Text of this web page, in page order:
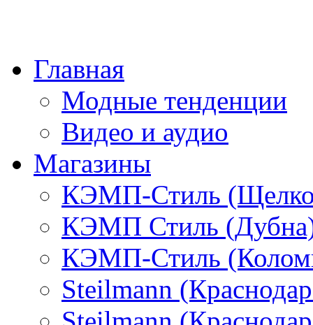
Главная
Модные тенденции
Видео и аудио
Магазины
КЭМП-Стиль
КЭМП Стиль
КЭМП-Стиль
Steilmann